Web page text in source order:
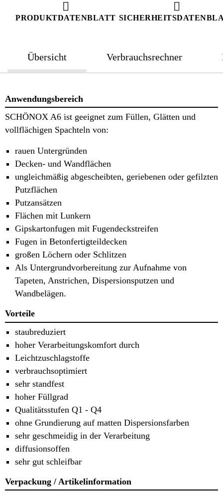
PRODUKTDATENBLATT
Übersicht Verbrauchsrechner
Anwendungsbereich
SCHÖNOX A6 ist geeignet zum Füllen, Glätten und
vollflächigen Spachteln von:
rauen Untergründen
Decken- und Wandflächen
ungleichmäßig abgescheibten, geriebenen oder gefilzten
Putzflächen
Putzansätzen
Flächen mit Lunkern
Gipskartonfugen mit Fugendeckstreifen
Fugen in Betonfertigteildecken
großen Löchern oder Schlitzen
Als Untergrundvorbereitung zur Aufnahme von
Tapeten, Anstrichen, Dispersionsputzen und
Wandbelägen.
Vorteile
staubreduziert
hoher Verarbeitungskomfort durch
Leichtzuschlagstoffe
verbrauchsoptimiert
sehr standfest
hoher Füllgrad
Qualitätsstufen Q1 - Q4
ohne Grundierung auf matten Dispersionsfarben
sehr geschmeidig in der Verarbeitung
diffusionsoffen
sehr gut schleifbar
Verpackung / Artikelinformation